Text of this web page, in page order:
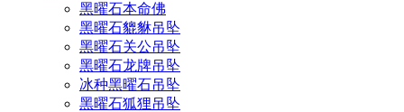
黑曜石本命佛
黑曜石貔貅吊坠
黑曜石关公吊坠
黑曜石龙牌吊坠
冰种黑曜石吊坠
黑曜石狐狸吊坠